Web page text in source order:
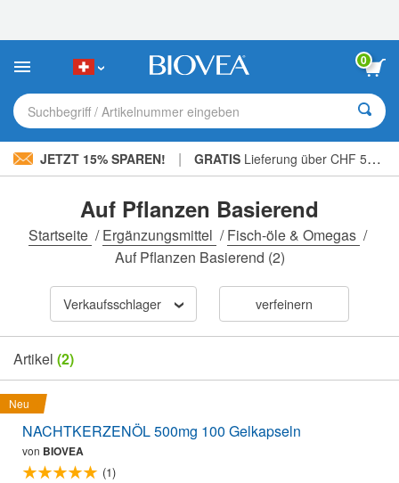
Sie:
Website
ein
Barrierefreiheitssystem.
0
Suchbegriff / Artikelnummer eingeben
JETZT 15% SPAREN! | GRATIS Lieferung über CHF 56.00 »
Auf Pflanzen Basierend
Startseite /Ergänzungsmittel /Fisch-öle & Omegas /
Auf Pflanzen Basierend (2)
Verkaufsschlager verfeinern
Artikel (2)
Neu
NACHTKERZENÖL 500mg 100 Gelkapseln
von BIOVEA
(1)